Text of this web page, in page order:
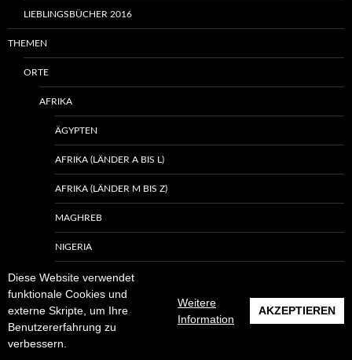
Diese Website verwendet
funktionale Cookies und
externe Skripte, um Ihre
Benutzererfahrung zu
verbessern.
Weitere
Information
AKZEPTIEREN
LIEBLINGSBÜCHER 2016
THEMEN
ORTE
AFRIKA
ÄGYPTEN
AFRIKA (LÄNDER A BIS L)
AFRIKA (LÄNDER M BIS Z)
MAGHREB
NIGERIA
SÜDAFRIKA
ARKTIS UND ANTARKTIS